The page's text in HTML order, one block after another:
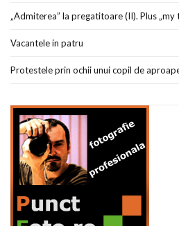
„Admiterea” la pregatitoare (II). Plus „my
Vacantele in patru
Protestele prin ochii unui copil de